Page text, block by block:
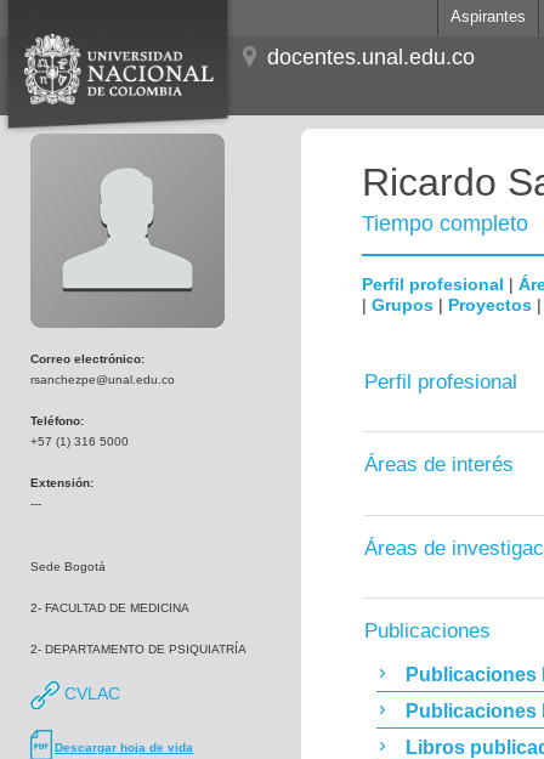
Aspirantes
docentes.unal.edu.co
Correo electrónico:
rsanchezpe@unal.edu.co
Teléfono:
+57 (1) 316 5000
Extensión:
---
Sede Bogotá
2- FACULTAD DE MEDICINA
2- DEPARTAMENTO DE PSIQUIATRÍA
CVLAC
Descargar hoja de vida
Ricardo
Tiempo completo
Perfil profesional |
| Grupos | Proyectos
Perfil profesional
Áreas de interés
Áreas de
Publicaciones
Publicaciones
Publicaciones
Libros